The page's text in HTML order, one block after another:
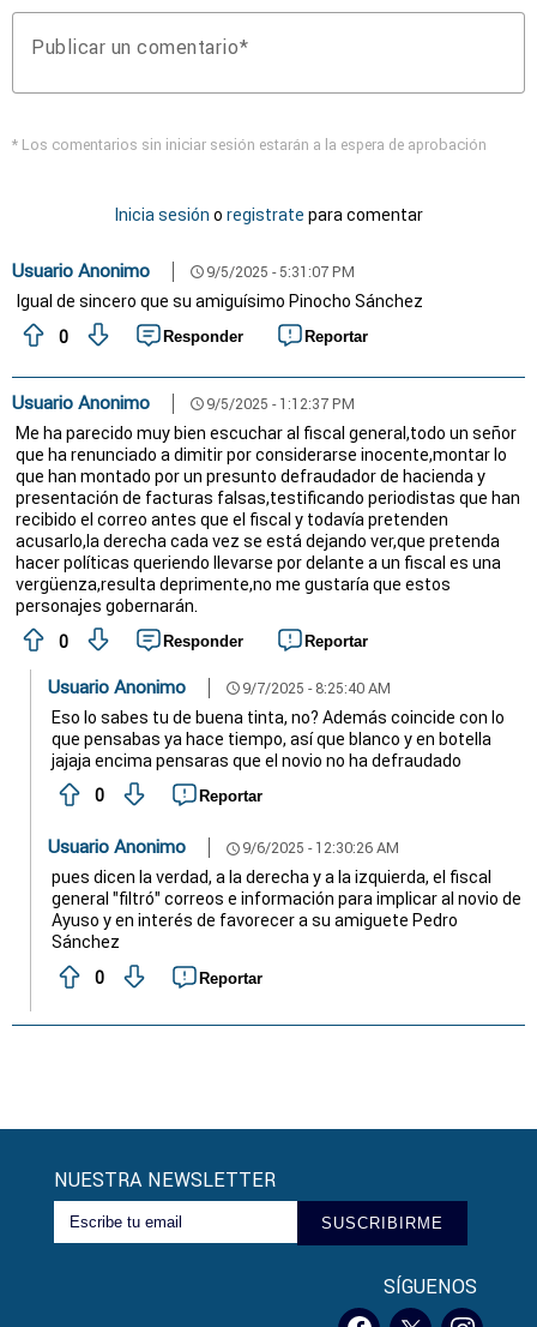
Publicar un comentario
* Los comentarios sin iniciar sesión estarán a la espera de aprobación
Inicia sesión o registrate para comentar
Usuario Anonimo schedule 9/5/2025 - 5:31:07 PM
Igual de sincero que su amiguísimo Pinocho Sánchez
0
Responder Reportar
Usuario Anonimo schedule 9/5/2025 - 1:12:37 PM
Me ha parecido muy bien escuchar al fiscal general,todo un señor
que ha renunciado a dimitir por considerarse inocente,montar lo
que han montado por un presunto defraudador de hacienda y
presentación de facturas falsas,testificando periodistas que han
recibido el correo antes que el fiscal y todavía pretenden
acusarlo,la derecha cada vez se está dejando ver,que pretenda
hacer políticas queriendo llevarse por delante a un fiscal es una
vergüenza,resulta deprimente,no me gustaría que estos
personajes gobernarán.
0
Responder Reportar
Usuario Anonimo schedule 9/7/2025 - 8:25:40 AM
Eso lo sabes tu de buena tinta, no? Además coincide con lo
que pensabas ya hace tiempo, así que blanco y en botella
jajaja encima pensaras que el novio no ha defraudado
0
Reportar
Usuario Anonimo schedule 9/6/2025 - 12:30:26 AM
pues dicen la verdad, a la derecha y a la izquierda, el fiscal
general "filtró" correos e información para implicar al novio de
Ayuso y en interés de favorecer a su amiguete Pedro
Sánchez
0
Reportar
NUESTRA NEWSLETTER
SUSCRIBIRME
SÍGUENOS